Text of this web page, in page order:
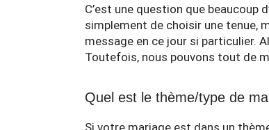
C’est une question que beaucoup
simplement de choisir une tenue,
message en ce jour si particulier.
Toutefois, nous pouvons tout de
Quel est le thème/type de
Si votre mariage est dans un